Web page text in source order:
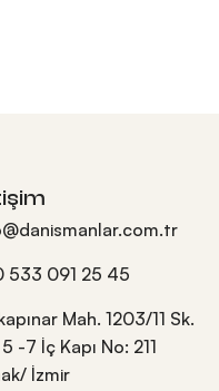
533 091 25 45
Mah. 1203/11 Sk.
-7 İç Kapı No: 211
İzmir